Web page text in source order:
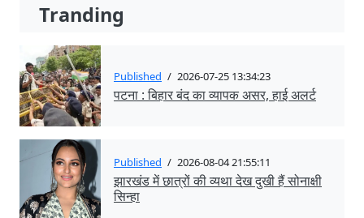
Tranding
Published / 2026-07-25 13:34:23
पटना : बिहार बंद का व्यापक असर, हाई अलर्ट
Published / 2026-08-04 21:55:11
झारखंड में छात्रों की व्यथा देख दुखी हैं सोनाक्षी
सिन्हा